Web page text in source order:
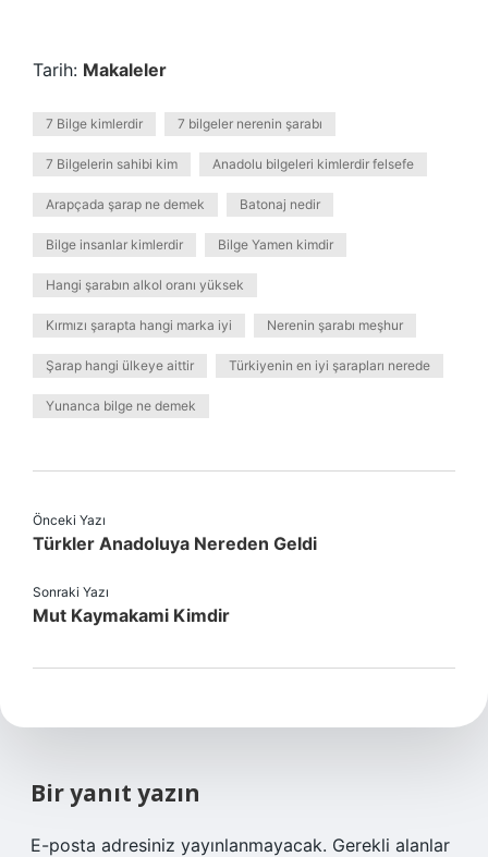
Tarih: Makaleler
7 Bilge kimlerdir 7 bilgeler nerenin şarabı
7 Bilgelerin sahibi kim Anadolu bilgeleri kimlerdir felsefe
Arapçada şarap ne demek Batonaj nedir
Bilge insanlar kimlerdir Bilge Yamen kimdir
Hangi şarabın alkol oranı yüksek
Kırmızı şarapta hangi marka iyi Nerenin şarabı meşhur
Şarap hangi ülkeye aittir Türkiyenin en iyi şarapları nerede
Yunanca bilge ne demek
Önceki Yazı
Türkler Anadoluya Nereden Geldi
Sonraki Yazı
Mut Kaymakami Kimdir
Bir yanıt yazın
E-posta adresiniz yayınlanmayacak. Gerekli alanlar